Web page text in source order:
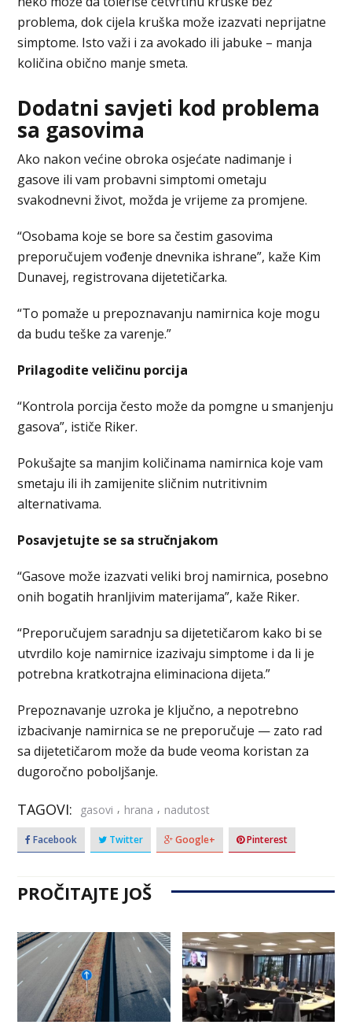
problema, dok cijela kruška može izazvati neprijatne
simptome. Isto važi i za avokado ili jabuke – manja
količina obično manje smeta.
Dodatni savjeti kod problema
sa gasovima
Ako nakon većine obroka osjećate nadimanje i
gasove ili vam probavni simptomi ometaju
svakodnevni život, možda je vrijeme za promjene.
“Osobama koje se bore sa čestim gasovima
preporučujem vođenje dnevnika ishrane”, kaže Kim
Dunavej, registrovana dijetetičarka.
“To pomaže u prepoznavanju namirnica koje mogu
da budu teške za varenje.”
Prilagodite veličinu porcija
“Kontrola porcija često može da pomgne u smanjenju
gasova”, ističe Riker.
Pokušajte sa manjim količinama namirnica koje vam
smetaju ili ih zamijenite sličnim nutritivnim
alternativama.
Posavjetujte se sa stručnjakom
“Gasove može izazvati veliki broj namirnica, posebno
onih bogatih hranljivim materijama”, kaže Riker.
“Preporučujem saradnju sa dijetetičarom kako bi se
utvrdilo koje namirnice izazivaju simptome i da li je
potrebna kratkotrajna eliminaciona dijeta.”
Prepoznavanje uzroka je ključno, a nepotrebno
izbacivanje namirnica se ne preporučuje — zato rad
sa dijetetičarom može da bude veoma koristan za
dugoročno poboljšanje.
TAGOVI: gasovi , hrana , nadutost
Facebook Twitter Google+ Pinterest
PROČITAJTE JOŠ